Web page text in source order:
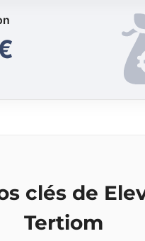
clés de
Tertiom